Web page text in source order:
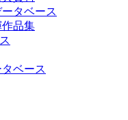
タベース
品集
ベース